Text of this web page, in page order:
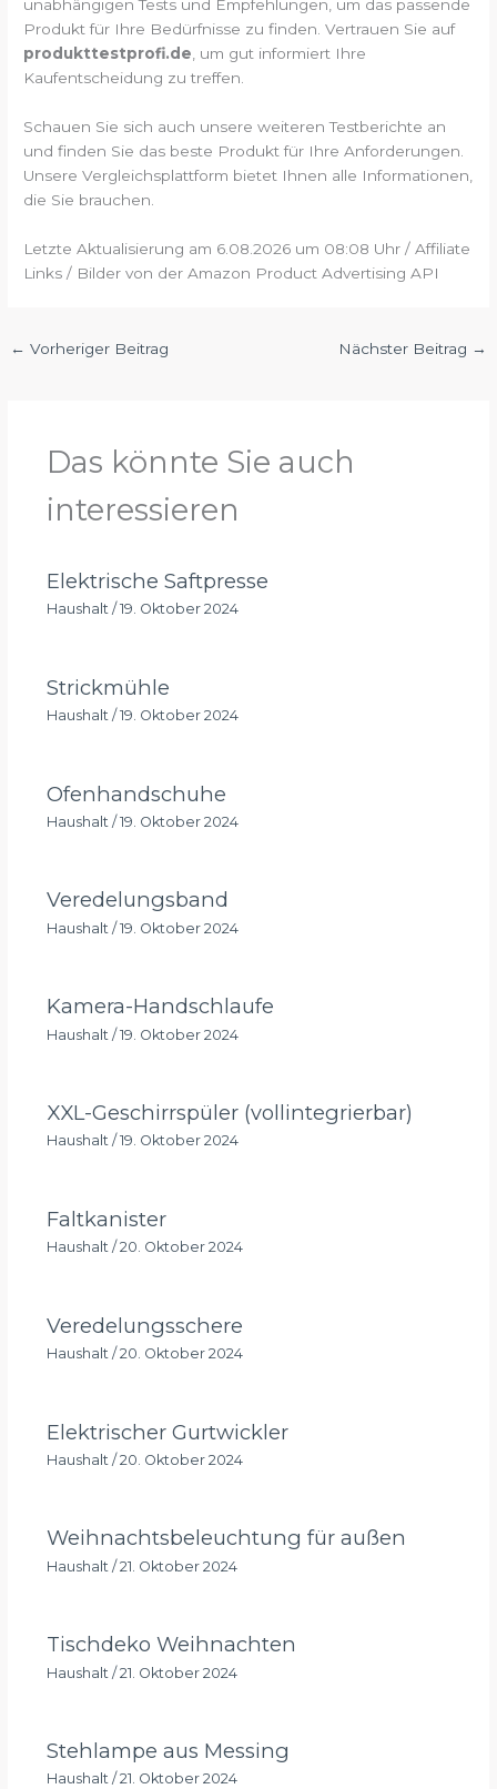
unabhängigen Tests und Empfehlungen, um das passende
Produkt für Ihre Bedürfnisse zu finden. Vertrauen Sie auf
produkttestprofi.de , um gut informiert Ihre
Kaufentscheidung zu treffen.
Schauen Sie sich auch unsere weiteren Testberichte an
und finden Sie das beste Produkt für Ihre Anforderungen.
Unsere Vergleichsplattform bietet Ihnen alle Informationen,
die Sie brauchen.
Letzte Aktualisierung am 6.08.2026 um 08:08 Uhr / Affiliate
Links / Bilder von der Amazon Product Advertising API
← Vorheriger Beitrag Nächster Beitrag →
Das könnte Sie auch
interessieren
Elektrische Saftpresse
Haushalt/ 19. Oktober 2024
Strickmühle
Haushalt/ 19. Oktober 2024
Ofenhandschuhe
Haushalt/ 19. Oktober 2024
Veredelungsband
Haushalt / 19. Oktober 2024
Kamera-Handschlaufe
Haushalt /19. Oktober 2024
XXL-Geschirrspüler (vollintegrierbar)
Haushalt/ 19. Oktober 2024
Faltkanister
Haushalt/ 20. Oktober 2024
Veredelungsschere
Haushalt/ 20. Oktober 2024
Elektrischer Gurtwickler
Haushalt / 20. Oktober 2024
Weihnachtsbeleuchtung für außen
Haushalt /21. Oktober 2024
Tischdeko Weihnachten
Haushalt /21. Oktober 2024
Stehlampe aus Messing
Haushalt/ 21. Oktober 2024